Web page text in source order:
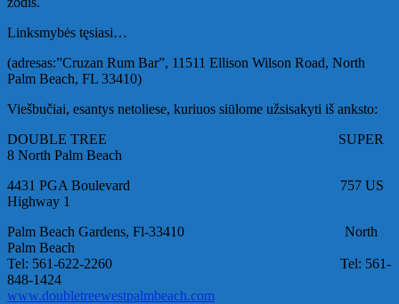
Linksmybės tęsiasi…
(adresas:”Cruzan Rum Bar”, 11511 Ellison Wilson Road, North
Palm Beach, FL 33410)
Viešbučiai, esantys netoliese, kuriuos siūlome užsisakyti iš anksto:
DOUBLE TREE SUPER
8 North Palm Beach
4431 PGA Boulevard 757 US
Highway 1
Palm Beach Gardens, Fl-33410 North
Palm Beach
Tel: 561-622-2260 Tel: 561-
848-1424
www.doubletreewestpalmbeach.com